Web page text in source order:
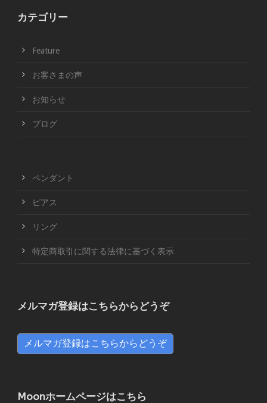
カテゴリー
Feature
お客さまの声
お知らせ
ブログ
ペンダント
ピアス
リング
特定商取引に関する法律に基づく表示
メルマガ登録はこちらからどうぞ
メルマガ登録はこちらからどうぞ
Moonホームページはこちら